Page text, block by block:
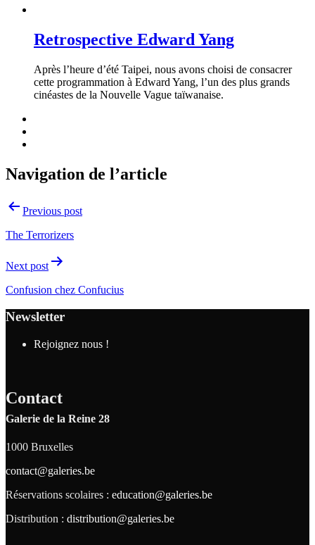
Retrospective Edward Yang
Après l’heure d’été Taipei, nous avons choisi de consacrer
cette programmation à Edward Yang, l’un des plus grands
cinéastes de la Nouvelle Vague taïwanaise.
Navigation de l’article
Previous post
The Terrorizers
Next post
Confusion chez Confucius
Newsletter
Rejoignez nous !
Contact
Galerie de la Reine 28
1000 Bruxelles
contact@galeries.be
Réservations scolaires : education@galeries.be
Distribution : distribution@galeries.be